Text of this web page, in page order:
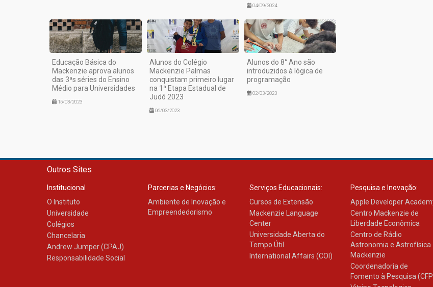
04/09/2024
Educação Básica do
Mackenzie aprova alunos
das 3ªs séries do Ensino
Médio para Universidades
15/03/2023
Alunos do Colégio
Mackenzie Palmas
conquistam primeiro lugar
na 1ª Etapa Estadual de
Judô 2023
06/03/2023
Alunos do 8° Ano são
introduzidos à lógica de
programação
02/03/2023
Outros Sites
Institucional
O Instituto
Universidade
Colégios
Chancelaria
Andrew Jumper (CPAJ)
Responsabilidade Social
Parcerias e Negócios:
Ambiente de Inovação e
Empreendedorismo
Serviços Educacionais:
Cursos de Extensão
Mackenzie Language
Center
Universidade Aberta do
Tempo Útil
International Affairs (COI)
Pesquisa e Inovação:
Apple Developer
Centro Mackenzie de
Liberdade Econômica
Centro de Rádio
Astronomia e Astrofísica
Mackenzie
Coordenadoria de
Fomento à Pesquisa